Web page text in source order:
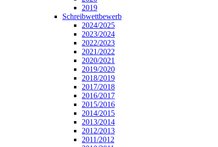
2019
Schreibwettbewerb
2024/2025
2023/2024
2022/2023
2021/2022
2020/2021
2019/2020
2018/2019
2017/2018
2016/2017
2015/2016
2014/2015
2013/2014
2012/2013
2011/2012